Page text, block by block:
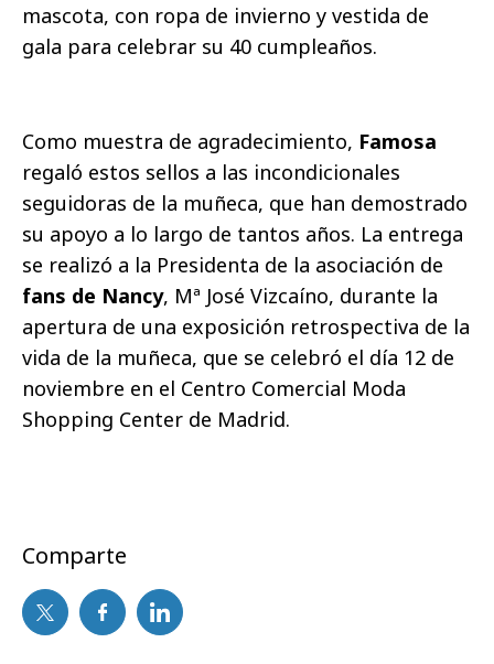
mascota, con ropa de invierno y vestida de
gala para celebrar su 40 cumpleaños.
Como muestra de agradecimiento, Famosa
regaló estos sellos a las incondicionales
seguidoras de la muñeca, que han demostrado
su apoyo a lo largo de tantos años. La entrega
se realizó a la Presidenta de la asociación de
fans de Nancy, Mª José Vizcaíno, durante la
apertura de una exposición retrospectiva de la
vida de la muñeca, que se celebró el día 12 de
noviembre en el Centro Comercial Moda
Shopping Center de Madrid.
Comparte